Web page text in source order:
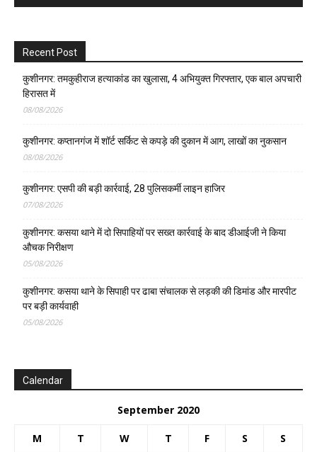
Recent Post
कुशीनगर: तमकुहीराज हत्याकांड का खुलासा, 4 अभियुक्त गिरफ्तार, एक बाल अपचारी
हिरासत में
08/08/2026
कुशीनगर: कप्तानगंज में शॉर्ट सर्किट से कपड़े की दुकान में आग, लाखों का नुकसान
08/08/2026
कुशीनगर: एसपी की बड़ी कार्रवाई, 28 पुलिसकर्मी लाइन हाजिर
07/08/2026
कुशीनगर: कसया थाने में दो सिपाहियों पर सख्त कार्रवाई के बाद डीआईजी ने किया
औचक निरीक्षण
05/08/2026
कुशीनगर: कसया थाने के सिपाही पर ढाबा संचालक से लड़की की डिमांड और मारपीट
पर बड़ी कार्यवाही
05/08/2026
Calendar
September 2020
M T W T F S S